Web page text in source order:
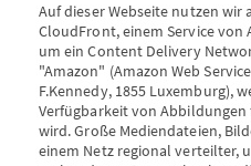
Auf dieser Webseite nutzen wir
CloudFront, einem Service von
um ein Content Delivery
"Amazon" (Amazon Web
F.Kennedy, 1855 Luxemburg),
Verfügbarkeit von
wird. Große Mediendateien,
einem Netz regional verteilter,